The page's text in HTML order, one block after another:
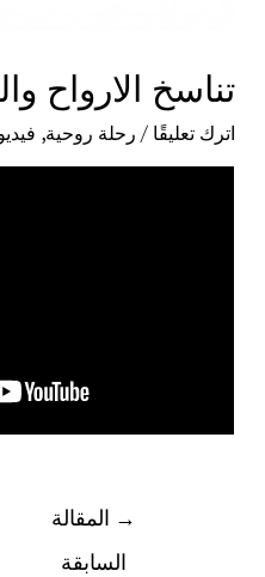
تناسخ الارواح
اترك تعليقًا / رحلة روحية,
→ المقالة
السابقة